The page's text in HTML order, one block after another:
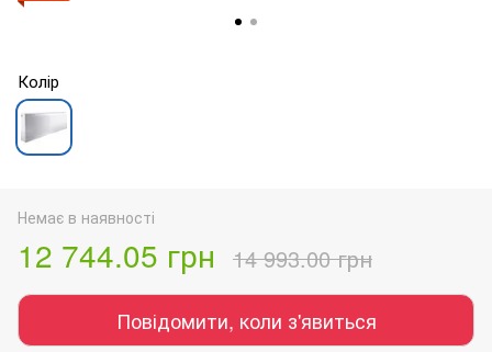
Колір
Немає в наявності
12 744.05 грн 14 993.00 грн
Повідомити, коли з'явиться